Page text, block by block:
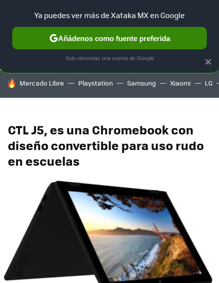
SELECCIÓN GAMING HOME AUTO TERRITORIO
HOY SE HABLA DE
Mercado Libre Playstation Samsung Xiaomi LG
CTL J5, es una Chromebook con
diseño convertible para uso rudo
en escuelas
×
Ya puedes ver más de Xataka MX en Google
Añádenos como fuente preferida
Solo necesitas una cuenta de Google